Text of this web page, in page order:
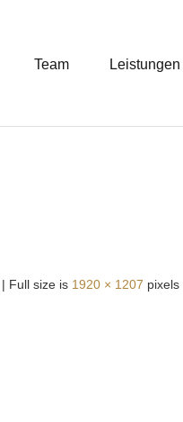
Team Leistungen
| Full size is 1920 × 1207 pixels